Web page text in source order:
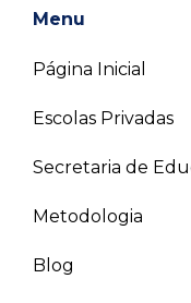
Menu
Página Inicial
Escolas Privadas
Secretaria de
Metodologia
Blog